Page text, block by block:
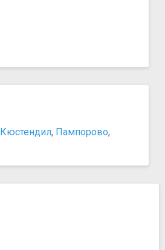
Кюстендил, Пампорово,